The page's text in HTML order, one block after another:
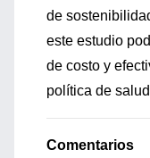
de
este estudio
de costo y
política de
Comentarios